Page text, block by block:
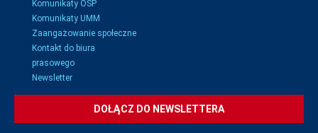
Komunikaty OSP
Komunikaty UMM
Zaangażowanie społeczne
Kontakt do biura
prasowego
Newsletter
DOŁĄCZ DO NEWSLETTERA